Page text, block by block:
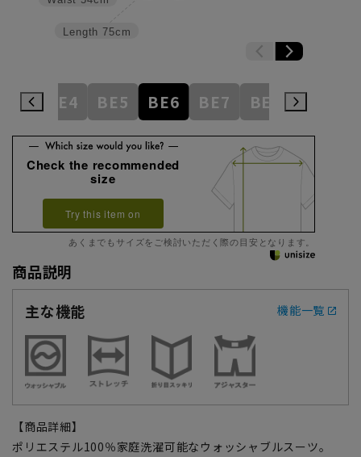
Length 75cm
BE4 BE5 BE6 BE7 BE8 BE9
Check the recommended
size
Try this item on
あくまでもサイズをご検討いただく際の目安となります。
商品説明
主な機能
機能一覧
【商品詳細】
ポリエステル100％家庭洗濯可能なウォッシャブルスーツ。